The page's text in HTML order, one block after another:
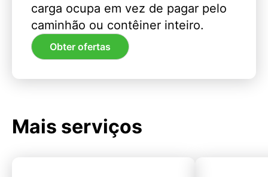
carga ocupa em vez de pagar pelo
caminhão ou contêiner inteiro.
Obter ofertas
Mais serviços